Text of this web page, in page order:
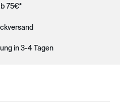
75€*
in 3-4 Tagen